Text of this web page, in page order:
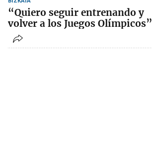
“Quiero seguir entrenando y
volver a los Juegos Olímpicos”